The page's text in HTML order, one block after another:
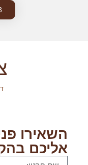
השאירו
אליכם